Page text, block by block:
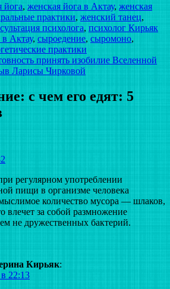
йога, женская йога в Актау, женская
практики, женский танец,
психолога, психолог Кирьяк
Актау, сыроедение, сыромоно,
практики
принять изобилие Вселенной
Ларисы Чирковой
с чем его едят: 5
регулярном употреблении
пищи в организме человека
количество мусора — шлаков,
влечет за собой размножение
не дружественных бактерий.
Кирьяк:
22:13